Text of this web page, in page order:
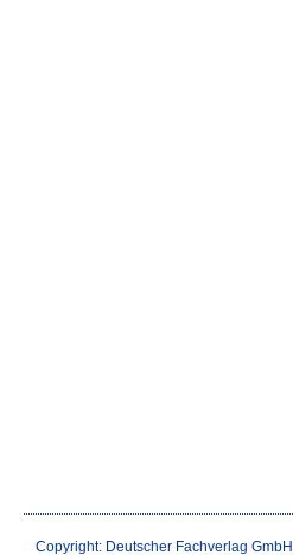
Copyright: Deutscher Fachverlag GmbH